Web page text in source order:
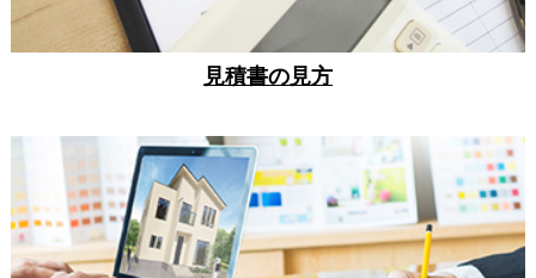
見積書の見方